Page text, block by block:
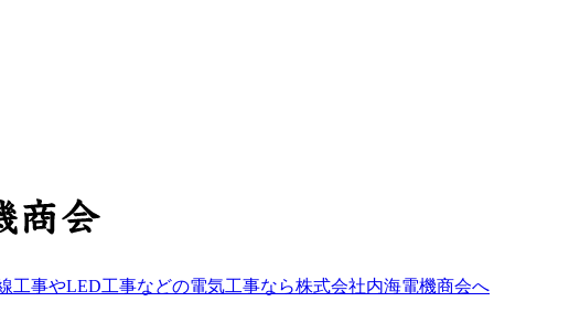
工事やLED工事などの電気工事なら株式会社内海電機商会へ